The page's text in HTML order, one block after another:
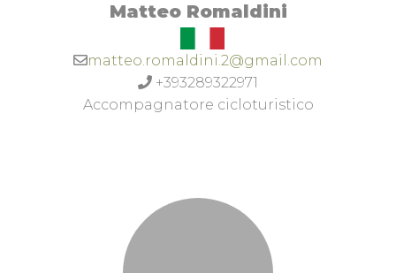
Matteo Romaldini
matteo.romaldini.2@gmail.com
+393289322971
Accompagnatore cicloturistico